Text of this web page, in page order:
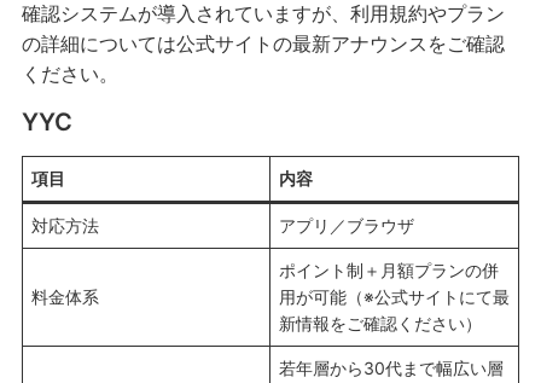
確認システムが導入されていますが、利用規約やプラン
の詳細については公式サイトの最新アナウンスをご確認
ください。
YYC
項目 内容
対応方法 アプリ／ブラウザ
料金体系
ポイント制＋月額プランの併
用が可能（※公式サイトにて最
新情報をご確認ください）
若年層から30代まで幅広い層